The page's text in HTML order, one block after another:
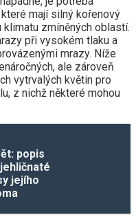
mají silný kořenový
zmíněných oblastí.
při vysokém tlaku a
mrazy. Níže
ale zároveň
vytrvalých květin pro
z nichž některé mohou
popis
jejího